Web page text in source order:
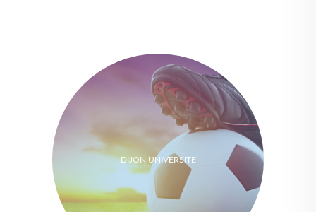
DIJON UNIVERSITE